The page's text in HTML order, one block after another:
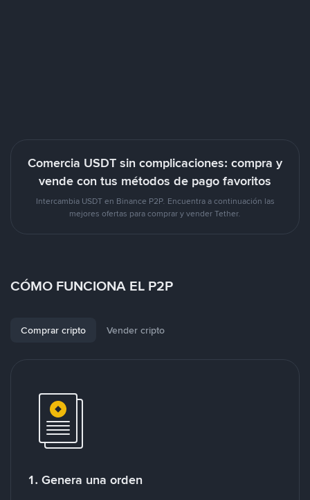
Comercia USDT sin complicaciones: compra y
vende con tus métodos de pago favoritos
Intercambia USDT en Binance P2P. Encuentra a continuación las
mejores ofertas para comprar y vender Tether.
CÓMO FUNCIONA EL P2P
Comprar cripto Vender cripto
1. Genera una orden